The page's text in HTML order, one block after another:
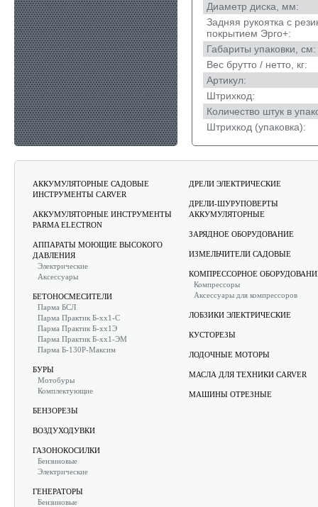
Диаметр диска, мм:
Задняя рукоятка с
покрытием Эрго+:
Габариты упаковки, cм:
Вес брутто / нетто, кг:
Артикул:
Штрихкод:
Количество штук в
Штрихкод (упаковка):
АККУМУЛЯТОРНЫЕ САДОВЫЕ
ИНСТРУМЕНТЫ CARVER
АККУМУЛЯТОРНЫЕ ИНСТРУМЕНТЫ
PARMA ELECTRON
АППАРАТЫ МОЮЩИЕ ВЫСОКОГО
ДАВЛЕНИЯ
Электрические
Аксессуары
БЕТОНОСМЕСИТЕЛИ
Парма БСЛ
Парма Практик Б-хх1-С
Парма Практик Б-хх1Э
Парма Практик Б-хх1-ЭМ
Парма Б-130Р-Максим
БУРЫ
Мотобуры
Комплектующие
БЕНЗОРЕЗЫ
ВОЗДУХОДУВКИ
ГАЗОНОКОСИЛКИ
Бензиновые
Электрические
ГЕНЕРАТОРЫ
Бензиновые
ДРЕЛИ ЭЛЕКТРИЧЕСКИЕ
ДРЕЛИ-ШУРУПОВЕРТЫ
АККУМУЛЯТОРНЫЕ
ЗАРЯДНОЕ ОБОРУДОВАНИЕ
ИЗМЕЛЬЧИТЕЛИ САДОВЫЕ
КОМПРЕССОРНОЕ
Компрессоры
Аксессуары для компрессоров
ЛОБЗИКИ ЭЛЕКТРИЧЕСКИЕ
КУСТОРЕЗЫ
ЛОДОЧНЫЕ МОТОРЫ
МАСЛА ДЛЯ ТЕХНИКИ CARVER
МАШИНЫ ОТРЕЗНЫЕ